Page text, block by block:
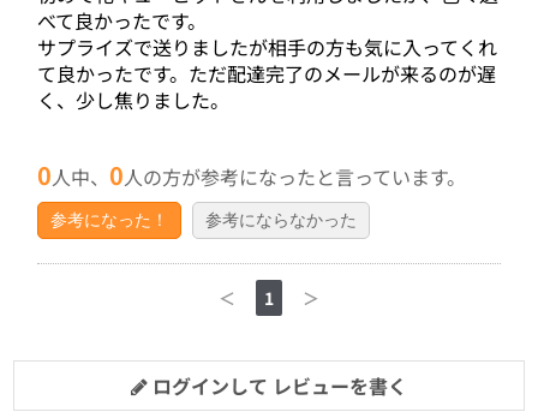
べて良かったです。
サプライズで送りましたが相手の方も気に入ってくれ
て良かったです。ただ配達完了のメールが来るのが遅
く、少し焦りました。
0人中、0人の方が参考になったと言っています。
参考になった！ 参考にならなかった
＜ 1 ＞
ログインして レビューを書く